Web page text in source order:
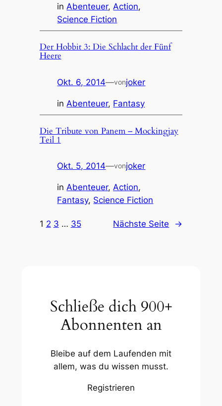
inAbenteuer, Action
Science Fiction
Der Hobbit 3: Die Schlacht der Fünf
Heere
Okt. 6, 2014—vonjoker
in Abenteuer, Fantasy
Die Tribute von Panem – Mockingjay
Teil 1
Okt. 5, 2014—vonjoker
inAbenteuer, Action
Fantasy, Science Fiction
1 2 3 … 35 Nächste Seite →
Schließe dich 900+
Abonnenten an
Bleibe auf dem Laufenden mit
allem, was du wissen musst.
Registrieren